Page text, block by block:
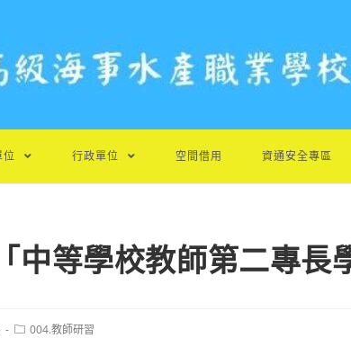
位 行政單位 空間借用 資通安全專區
中等學校教師第二專長
Post004.教師研習